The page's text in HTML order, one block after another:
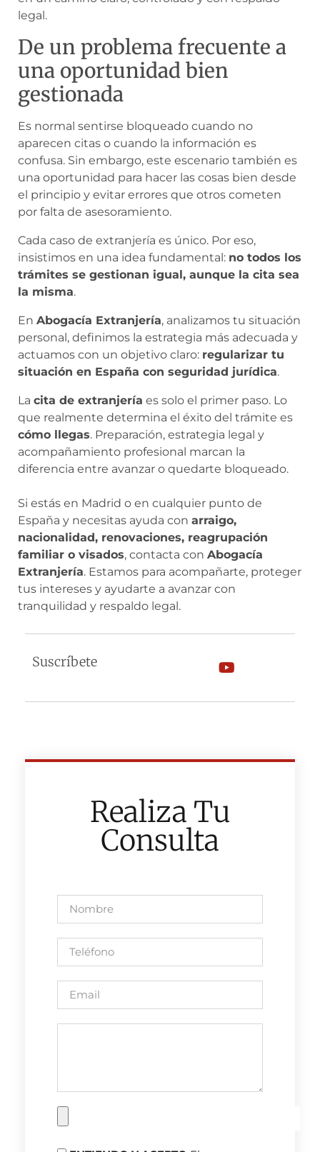
legal.
De un problema frecuente a
una oportunidad bien
gestionada
Es normal sentirse bloqueado cuando no
aparecen citas o cuando la información es
confusa. Sin embargo, este escenario también es
una oportunidad para hacer las cosas bien desde
el principio y evitar errores que otros cometen
por falta de asesoramiento.
Cada caso de extranjería es único. Por eso,
insistimos en una idea fundamental: no todos los
trámites se gestionan igual, aunque la cita sea
la misma.
En Abogacía Extranjería, analizamos tu situación
personal, definimos la estrategia más adecuada y
actuamos con un objetivo claro: regularizar tu
situación en España con seguridad jurídica.
La cita de extranjería es solo el primer paso. Lo
que realmente determina el éxito del trámite es
cómo llegas. Preparación, estrategia legal y
acompañamiento profesional marcan la
diferencia entre avanzar o quedarte bloqueado.
Si estás en Madrid o en cualquier punto de
España y necesitas ayuda con arraigo,
nacionalidad, renovaciones, reagrupación
familiar o visados, contacta con Abogacía
Extranjería. Estamos para acompañarte, proteger
tus intereses y ayudarte a avanzar con
tranquilidad y respaldo legal.
Suscríbete
Realiza Tu
Consulta